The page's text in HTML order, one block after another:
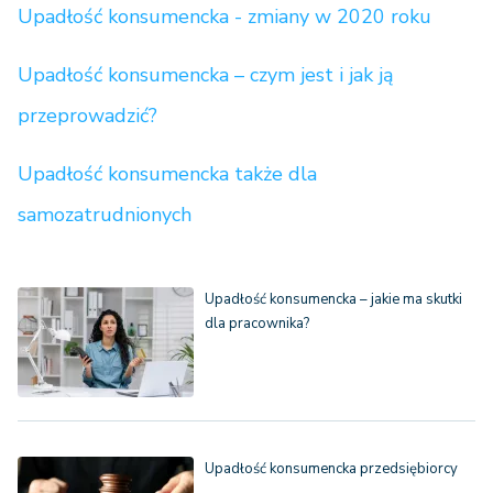
Upadłość konsumencka - zmiany w 2020 roku
Upadłość konsumencka – czym jest i jak ją
przeprowadzić?
Upadłość konsumencka także dla
samozatrudnionych
Upadłość konsumencka – jakie ma skutki
dla pracownika?
Upadłość konsumencka przedsiębiorcy